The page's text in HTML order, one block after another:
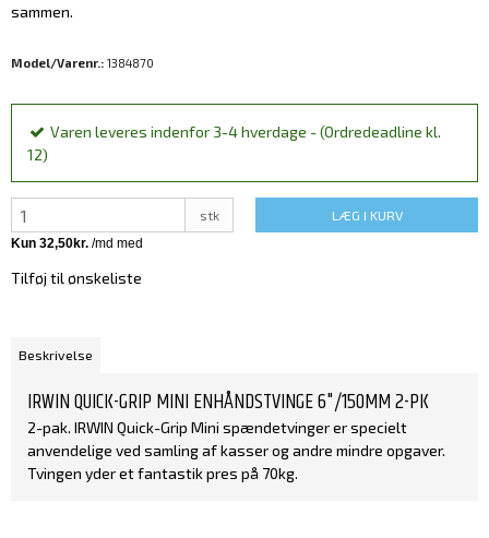
sammen.
Model/Varenr.: 1384870
Varen leveres indenfor 3-4 hverdage - (Ordredeadline kl.
12)
stk LÆG I KURV
Tilføj til ønskeliste
Beskrivelse
IRWIN QUICK-GRIP MINI ENHÅNDSTVINGE 6"/150MM 2-PK
2-pak. IRWIN Quick-Grip Mini spændetvinger er specielt
anvendelige ved samling af kasser og andre mindre opgaver.
Tvingen yder et fantastik pres på 70kg.